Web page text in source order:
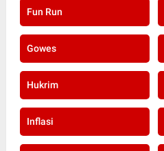
Fun Run
Gowes
Hukrim
Inflasi